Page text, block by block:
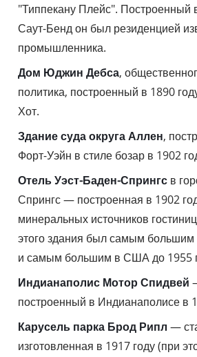
"Типпекану Плейс". Построенный
Саут-Бенд он был резиденцией
промышленника.
Дом Юджин Дебса,
политика, построенный в 1890
Хот.
Здание суда округа Аллен,
Форт-Уэйн в стиле бозар в 1902
Отель Уэст-Баден-Спрингс в
Спрингс — построенная в 1902
минеральных источников
этого здания был самым большим
и самым большим в США до 1955
Индианаполис Мотор Спидвей
построенный в Индианаполисе в
Карусель парка Брод Рипл —
изготовленная в 1917 году (при